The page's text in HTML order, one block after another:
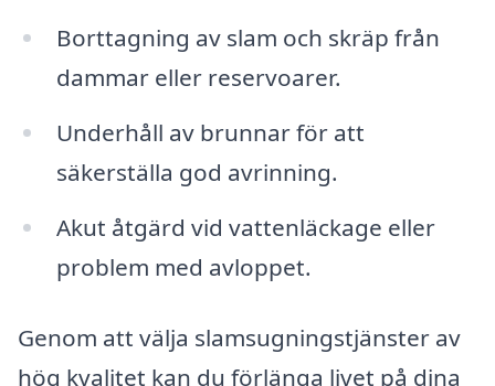
Borttagning av slam och skräp från
dammar eller reservoarer.
Underhåll av brunnar för att
säkerställa god avrinning.
Akut åtgärd vid vattenläckage eller
problem med avloppet.
Genom att välja slamsugningstjänster av
hög kvalitet kan du förlänga livet på dina